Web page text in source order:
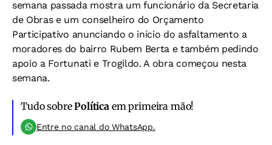
semana passada mostra um funcionário da Secretaria
de Obras e um conselheiro do Orçamento
Participativo anunciando o início do asfaltamento a
moradores do bairro Rubem Berta e também pedindo
apoio a Fortunati e Trogildo. A obra começou nesta
semana.
Tudo sobrePolítica em primeira mão!
Entre no canal do WhatsApp.